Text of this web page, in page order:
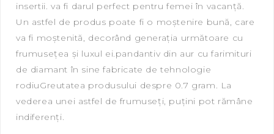
insertii. va fi darul perfect pentru femei în vacanță.
Un astfel de produs poate fi o moștenire bună, care
va fi moștenită, decorând generația următoare cu
frumusețea și luxul ei.pandantiv din aur cu farimituri
de diamant în sine fabricate de tehnologie
rodiuGreutatea produsului despre 0.7 gram. La
vederea unei astfel de frumuseți, puțini pot rămâne
indiferenți.